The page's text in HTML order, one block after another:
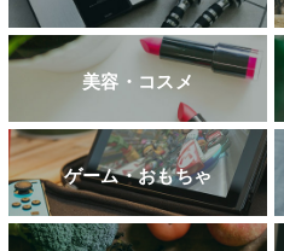
美容・コスメ
ゲーム・おもちゃ